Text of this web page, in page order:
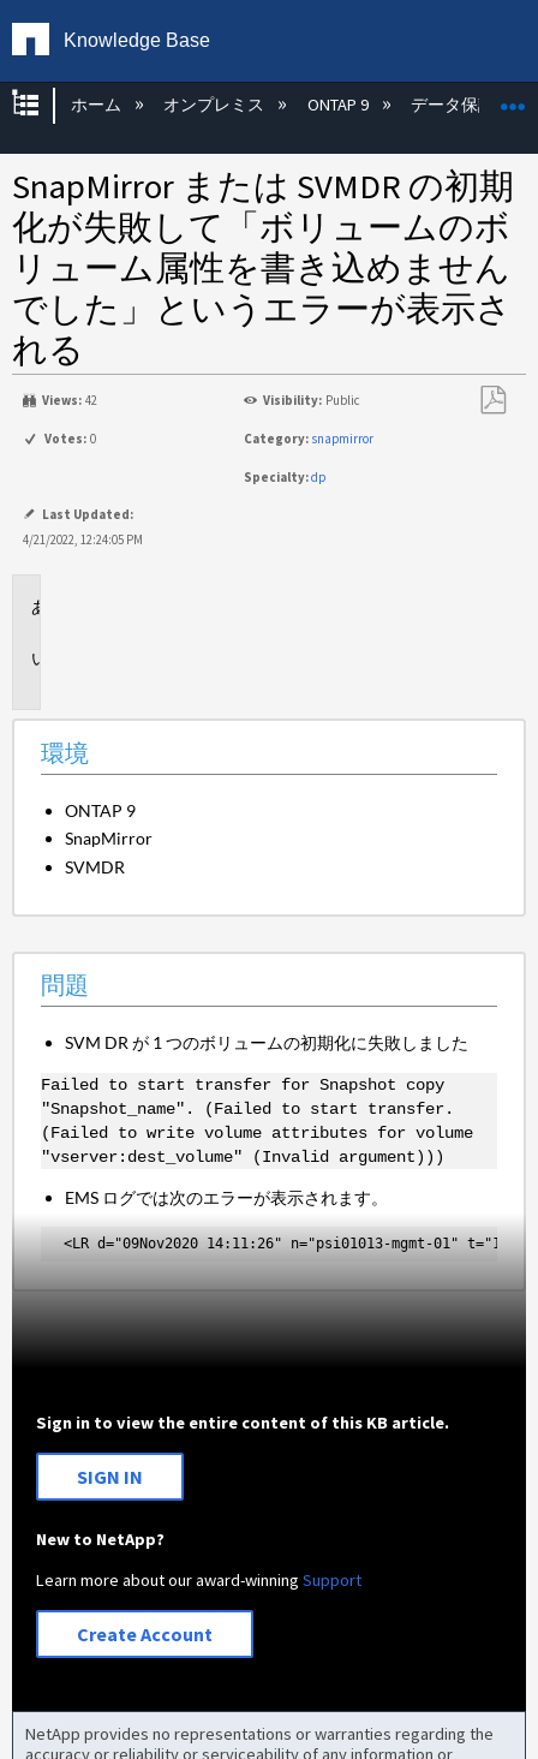
Knowledge Base
グローバル階層を展開/折りたたむ
ホーム オンプレミス ONTAP 9 データ保護
SnapMirror または SVMDR の初期
化が失敗して「ボリュームのボ
リューム属性を書き込めません
でした」というエラーが表示さ
れる
Views: 42 Visibility: Public
Votes: 0 Category: snapmirror
Specialty:dp
Last Updated:
4/21/2022, 12:24:05 PM
環境
ONTAP 9
SnapMirror
SVMDR
問題
SVM DR が 1 つのボリュームの初期化に失敗しました
Failed to start transfer for Snapshot copy
"Snapshot_name". (Failed to start transfer.
(Failed to write volume attributes for volume
"vserver:dest_volume" (Invalid argument)))
EMS ログでは次のエラーが表示されます。
<LR d="09Nov2020 14:11:26" n="psi01013-mgmt-01"
Sign in to view the entire content of this KB article.
SIGN IN
New to NetApp?
Learn more about our award-winningSupport
Create Account
NetApp provides no representations or warranties regarding the
accuracy or reliability or serviceability of any information or